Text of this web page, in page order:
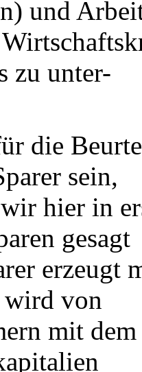
und
zu unter-
die
sein,
hier in
gesagt
erzeugt
wird von
mit